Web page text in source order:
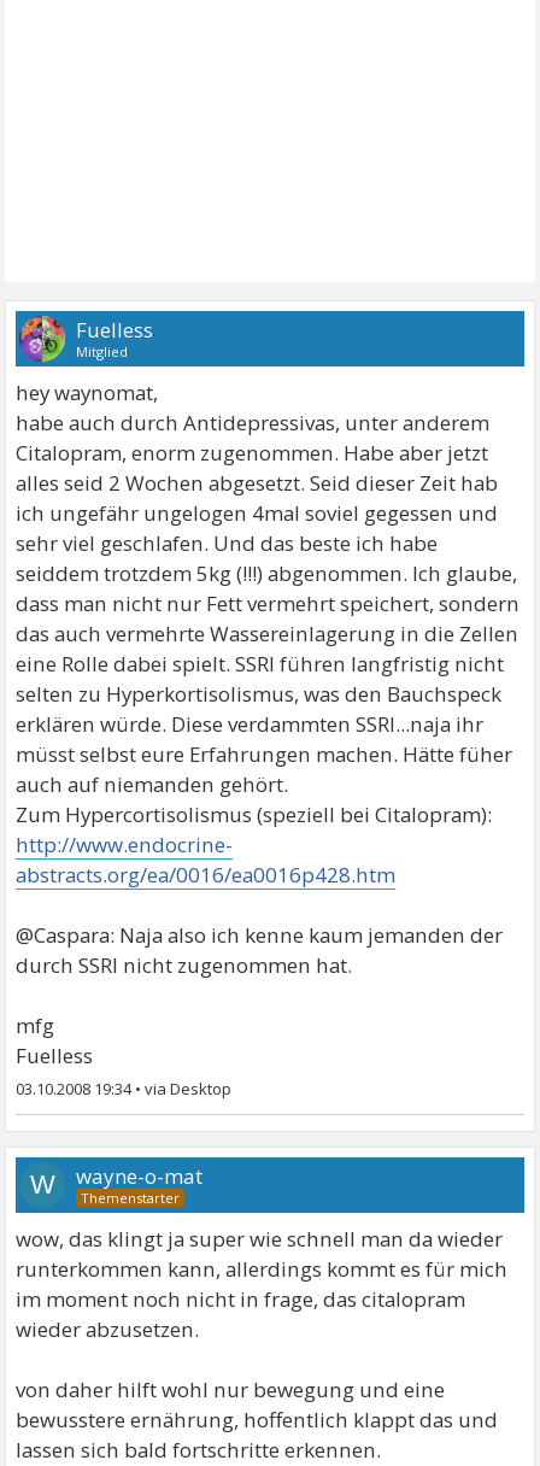
Fuelless
Mitglied
hey waynomat,
habe auch durch Antidepressivas, unter anderem
Citalopram, enorm zugenommen. Habe aber jetzt
alles seid 2 Wochen abgesetzt. Seid dieser Zeit hab
ich ungefähr ungelogen 4mal soviel gegessen und
sehr viel geschlafen. Und das beste ich habe
seiddem trotzdem 5kg (!!!) abgenommen. Ich glaube,
dass man nicht nur Fett vermehrt speichert, sondern
das auch vermehrte Wassereinlagerung in die Zellen
eine Rolle dabei spielt. SSRI führen langfristig nicht
selten zu Hyperkortisolismus, was den Bauchspeck
erklären würde. Diese verdammten SSRI...naja ihr
müsst selbst eure Erfahrungen machen. Hätte füher
auch auf niemanden gehört.
Zum Hypercortisolismus (speziell bei Citalopram):
http://www.endocrine-
abstracts.org/ea/0016/ea0016p428.htm
@Caspara: Naja also ich kenne kaum jemanden der
durch SSRI nicht zugenommen hat.
mfg
Fuelless
03.10.2008 19:34•
W wayne-o-mat
wow, das klingt ja super wie schnell man da wieder
runterkommen kann, allerdings kommt es für mich
im moment noch nicht in frage, das citalopram
wieder abzusetzen.
von daher hilft wohl nur bewegung und eine
bewusstere ernährung, hoffentlich klappt das und
lassen sich bald fortschritte erkennen.